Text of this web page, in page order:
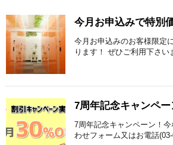
今月お申込みで特別
今月お申込みのお客様限定
ります！ ぜひご利用下さい
7周年記念キャンペー
7周年記念キャンペーン！
わせフォーム又はお電話